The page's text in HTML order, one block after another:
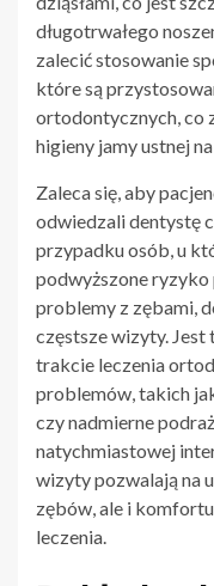
długotrwałego
zalecić stosowanie
które są
ortodontycznych, co
higieny jamy ustnej
Zaleca się, aby
odwiedzali dentystę
przypadku osób, u
podwyższone
problemy z zębami,
częstsze wizyty. Jest
trakcie leczenia
problemów, takich
czy nadmierne
natychmiastowej
wizyty pozwalają na
zębów, ale i
leczenia.